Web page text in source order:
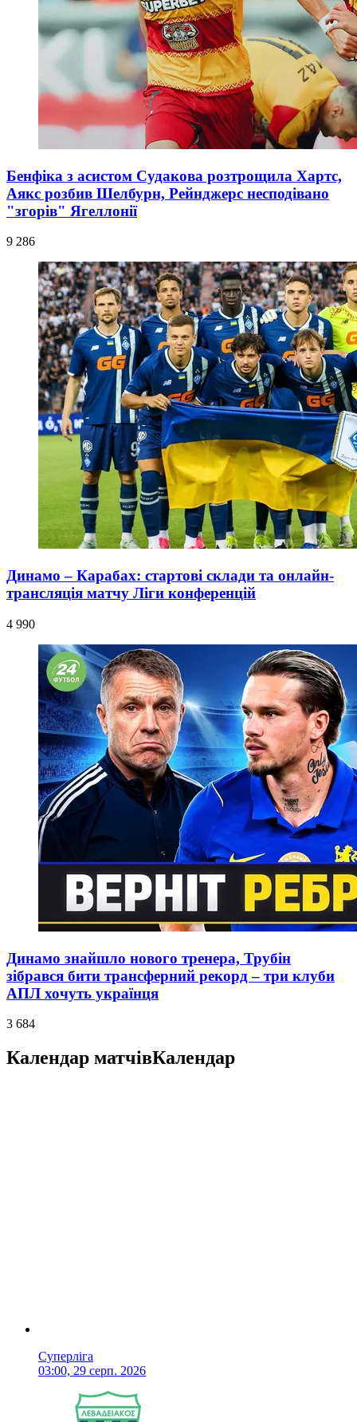
Бенфіка з асистом Судакова розтрощила Хартс,
Аякс розбив Шелбурн, Рейнджерс несподівано
"згорів" Ягеллонії
9 286
Динамо – Карабах: стартові склади та онлайн-
трансляція матчу Ліги конференцій
4 990
Динамо знайшло нового тренера, Трубін
зібрався бити трансферний рекорд – три клуби
АПЛ хочуть українця
3 684
Календар матчівКалендар
Суперліга
03:00, 29 серп. 2026